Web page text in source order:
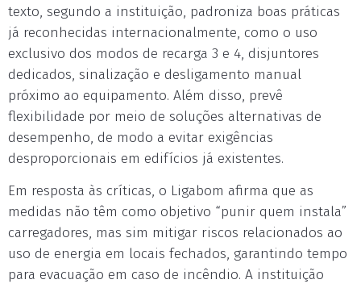
texto, segundo a instituição, padroniza boas práticas
já reconhecidas internacionalmente, como o uso
exclusivo dos modos de recarga 3 e 4, disjuntores
dedicados, sinalização e desligamento manual
próximo ao equipamento. Além disso, prevê
flexibilidade por meio de soluções alternativas de
desempenho, de modo a evitar exigências
desproporcionais em edifícios já existentes.
Em resposta às críticas, o Ligabom afirma que as
medidas não têm como objetivo “punir quem instala”
carregadores, mas sim mitigar riscos relacionados ao
uso de energia em locais fechados, garantindo tempo
para evacuação em caso de incêndio. A instituição